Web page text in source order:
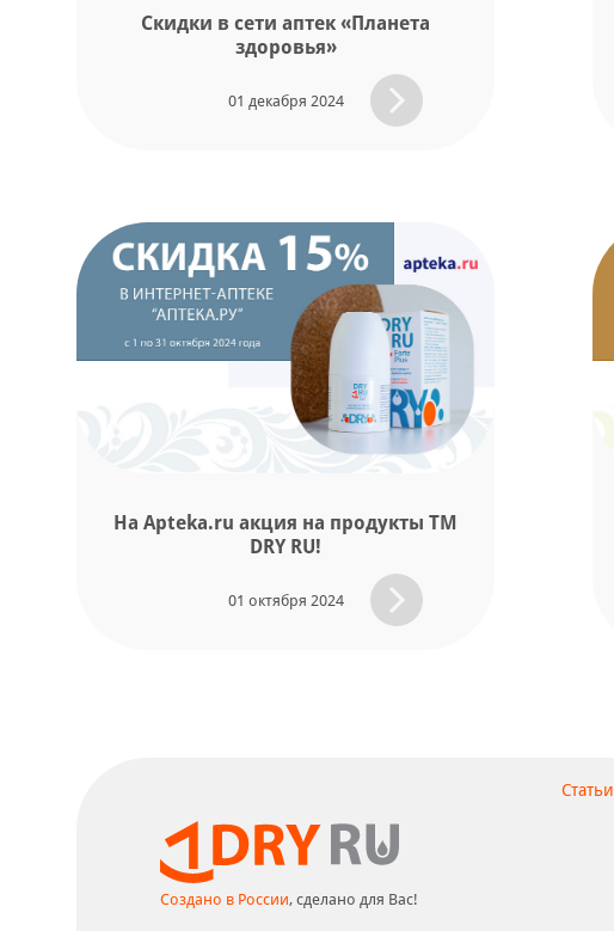
Скидки в сети аптек «Планета
здоровья»
01 декабря 2024
На Apteka.ru акция на продукты ТМ
DRY RU!
01 октября 2024
Создано в России, сделано для Вас!
Статьи